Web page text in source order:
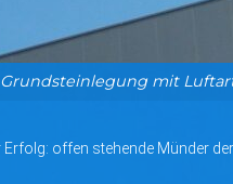
Grundsteinlegung mit
Erfolg: offen stehende Münder